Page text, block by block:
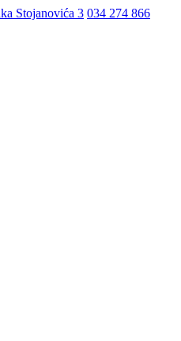
Stojanovića 3 034 274 866